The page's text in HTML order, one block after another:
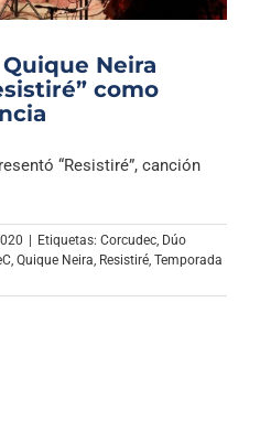
Clásica
Neira
como
“Resistiré”, canción
| Etiquetas: Corcudec Dúo
Quique Neira Resistiré Temporada